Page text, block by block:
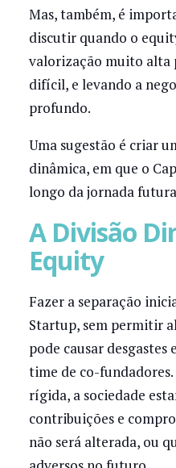
Mas, também, é
discutir quando o
valorização muito alta
difícil, e levando a
profundo.
Uma sugestão é criar
dinâmica, em que o
longo da jornada
A Divisão
Equity
Fazer a separação
Startup, sem permitir
pode causar
time de co-
rígida, a sociedade
contribuições e
não será alterada, ou